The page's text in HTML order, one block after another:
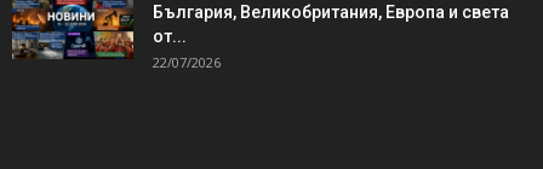
България, Великобритания, Европа и света
от...
22/07/2026